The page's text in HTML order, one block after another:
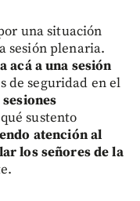
una situación
sesión plenaria.
acá a una sesión
de seguridad en el
sesiones
sustento
atención al
los señores de la